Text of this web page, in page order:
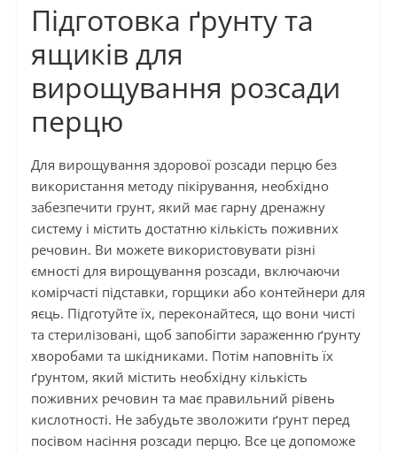
Підготовка ґрунту та
ящиків для
вирощування розсади
перцю
Для вирощування здорової розсади перцю без
використання методу пікірування, необхідно
забезпечити грунт, який має гарну дренажну
систему і містить достатню кількість поживних
речовин. Ви можете використовувати різні
ємності для вирощування розсади, включаючи
комірчасті підставки, горщики або контейнери для
яєць. Підготуйте їх, переконайтеся, що вони чисті
та стерилізовані, щоб запобігти зараженню ґрунту
хворобами та шкідниками. Потім наповніть їх
ґрунтом, який містить необхідну кількість
поживних речовин та має правильний рівень
кислотності. Не забудьте зволожити ґрунт перед
посівом насіння розсади перцю. Все це допоможе